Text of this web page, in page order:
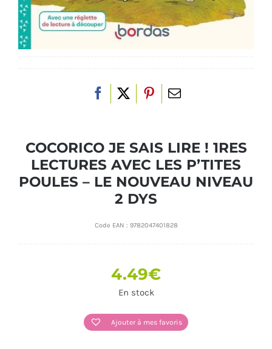
COCORICO JE SAIS LIRE ! 1RES
LECTURES AVEC LES P’TITES
POULES – LE NOUVEAU NIVEAU
2 DYS
Code EAN : 9782047401828
4.49€
En stock
Ajouter à mes favoris